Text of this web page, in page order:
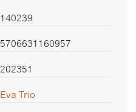
140239
5706631160957
202351
Eva Trio